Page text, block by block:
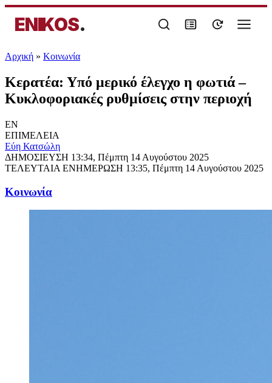
ENIKOS.
Αρχική » Κοινωνία
Κερατέα: Υπό μερικό έλεγχο η φωτιά –
Κυκλοφοριακές ρυθμίσεις στην περιοχή
EN
ΕΠΙΜΕΛΕΙΑ
Εύη Κατσώλη
ΔΗΜΟΣΙΕΥΣΗ 13:34, Πέμπτη 14 Αυγούστου 2025
ΤΕΛΕΥΤΑΙΑ ΕΝΗΜΕΡΩΣΗ 13:35, Πέμπτη 14 Αυγούστου 2025
Κοινωνία